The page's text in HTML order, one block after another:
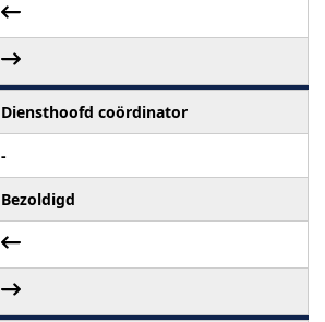
Diensthoofd coördinator
-
Bezoldigd